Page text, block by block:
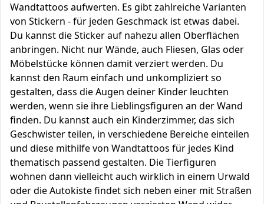
Wandtattoos aufwerten. Es gibt zahlreiche Varianten
von Stickern - für jeden Geschmack ist etwas dabei.
Du kannst die Sticker auf nahezu allen Oberflächen
anbringen. Nicht nur Wände, auch Fliesen, Glas oder
Möbelstücke können damit verziert werden. Du
kannst den Raum einfach und unkompliziert so
gestalten, dass die Augen deiner Kinder leuchten
werden, wenn sie ihre Lieblingsfiguren an der Wand
finden. Du kannst auch ein Kinderzimmer, das sich
Geschwister teilen, in verschiedene Bereiche einteilen
und diese mithilfe von Wandtattoos für jedes Kind
thematisch passend gestalten. Die Tierfiguren
wohnen dann vielleicht auch wirklich in einem Urwald
oder die Autokiste findet sich neben einer mit Straßen